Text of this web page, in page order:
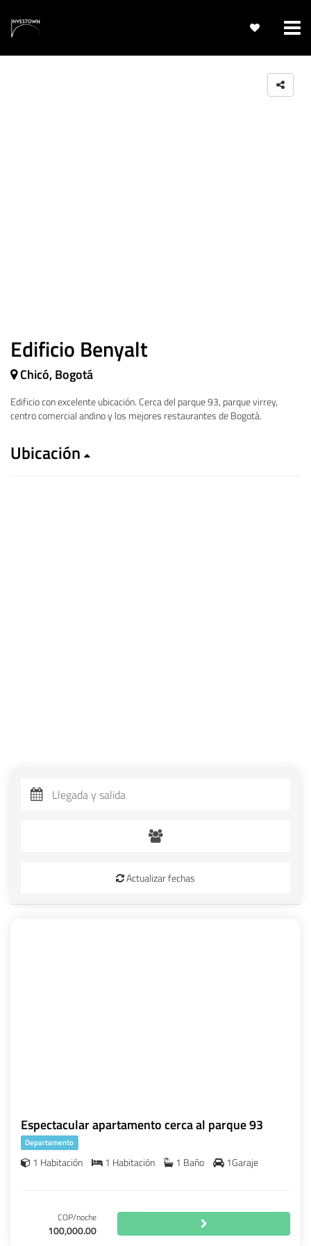
Edificio Benyalt
Chicó, Bogotá
Edificio con excelente ubicación. Cerca del parque 93, parque virrey,
centro comercial andino y los mejores restaurantes de Bogotá.
Ubicación
Actualizar fechas
Espectacular apartamento cerca al parque 93
Departamento
1 Habitación 1 Habitación 1 Baño 1Garaje
COP/noche
100,000.00